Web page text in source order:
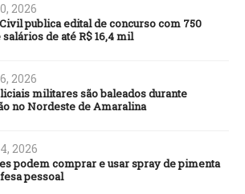
2026
publica edital de concurso com 750
salários de até R$ 16,4 mil
2026
militares são baleados durante
no Nordeste de Amaralina
2026
podem comprar e usar spray de pimenta
pessoal